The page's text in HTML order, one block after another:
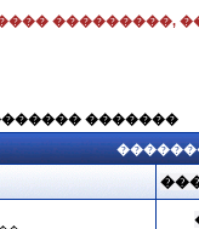
���������,
�������